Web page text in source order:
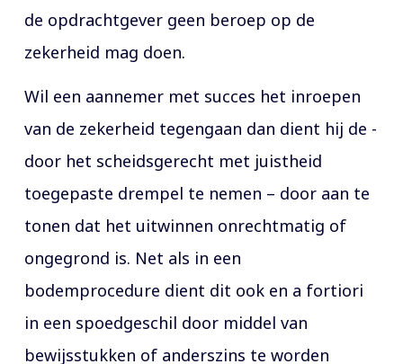
de opdrachtgever geen beroep op de
zekerheid mag doen.
Wil een aannemer met succes het inroepen
van de zekerheid tegengaan dan dient hij de -
door het scheidsgerecht met juistheid
toegepaste drempel te nemen – door aan te
tonen dat het uitwinnen onrechtmatig of
ongegrond is. Net als in een
bodemprocedure dient dit ook en a fortiori
in een spoedgeschil door middel van
bewijsstukken of anderszins te worden